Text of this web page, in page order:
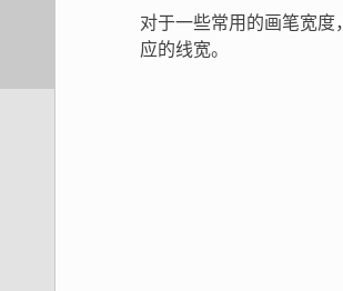
对于一些常用的画笔宽
应的线宽。